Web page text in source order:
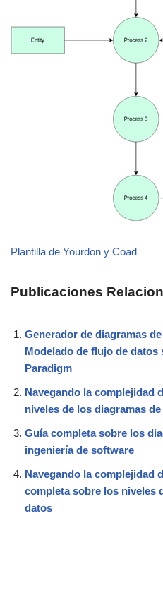
Plantilla de Yourdon y Coad
Publicaciones
Generador de diagramas
Modelado de flujo de datos
Paradigm
Navegando la complejidad
niveles de los diagramas
Guía completa sobre los
ingeniería de software
Navegando la complejidad
completa sobre los niveles
datos